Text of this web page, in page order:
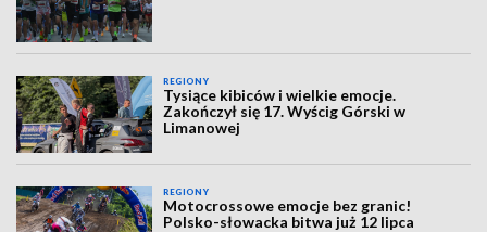
REGIONY
Tysiące kibiców i wielkie emocje.
Zakończył się 17. Wyścig Górski w
Limanowej
REGIONY
Motocrossowe emocje bez granic!
Polsko-słowacka bitwa już 12 lipca